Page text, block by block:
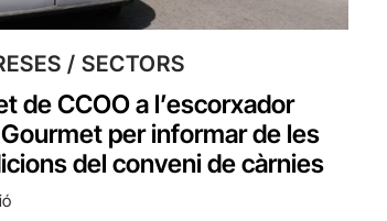
/ SECTORS
de CCOO a l’escorxador
per informar de les
del conveni de càrnies